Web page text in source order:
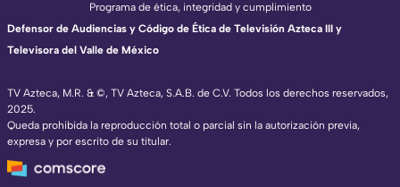
TV Azteca, M.R. & ©, TV Azteca, S.A.B. de C.V. Todos los derechos reservados,
2025.
Queda prohibida la reproducción total o parcial sin la autorización previa,
expresa y por escrito de su titular.
Programa de ética, integridad y cumplimiento
Defensor de Audiencias y Código de Ética de Televisión Azteca III y
Televisora del Valle de México